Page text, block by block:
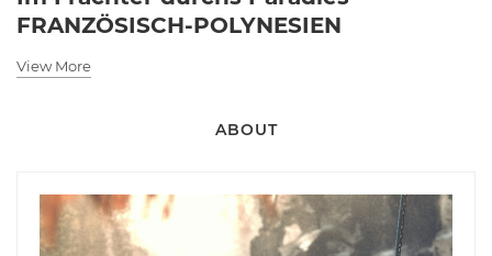
FRANZÖSISCH-POLYNESIEN
View More
ABOUT